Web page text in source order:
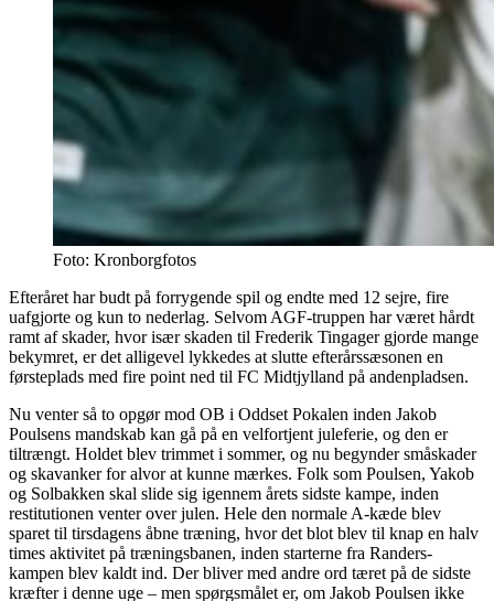
Foto: Kronborgfotos
Efteråret har budt på forrygende spil og endte med 12 sejre, fire
uafgjorte og kun to nederlag. Selvom AGF-truppen har været hårdt
ramt af skader, hvor især skaden til Frederik Tingager gjorde mange
bekymret, er det alligevel lykkedes at slutte efterårssæsonen en
førsteplads med fire point ned til FC Midtjylland på andenpladsen.
Nu venter så to opgør mod OB i Oddset Pokalen inden Jakob
Poulsens mandskab kan gå på en velfortjent juleferie, og den er
tiltrængt. Holdet blev trimmet i sommer, og nu begynder småskader
og skavanker for alvor at kunne mærkes. Folk som Poulsen, Yakob
og Solbakken skal slide sig igennem årets sidste kampe, inden
restitutionen venter over julen. Hele den normale A-kæde blev
sparet til tirsdagens åbne træning, hvor det blot blev til knap en halv
times aktivitet på træningsbanen, inden starterne fra Randers-
kampen blev kaldt ind. Der bliver med andre ord tæret på de sidste
kræfter i denne uge – men spørgsmålet er, om Jakob Poulsen ikke